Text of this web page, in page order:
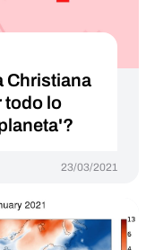
Christiana
todo lo
23/03/2021